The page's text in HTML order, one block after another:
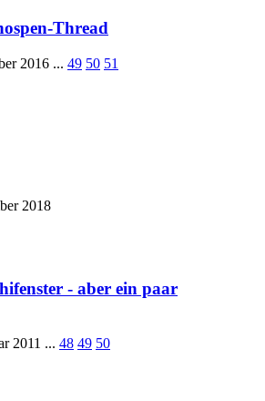
Thread
2016 ... 49 50 51
2018
- aber ein paar
2011 ... 48 49 50